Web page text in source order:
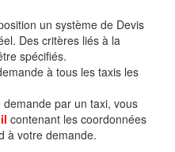
un système de Devis
Des critères liés à la
spécifiés.
à tous les taxis les
par un taxi, vous
contenant les coordonnées
à votre demande.